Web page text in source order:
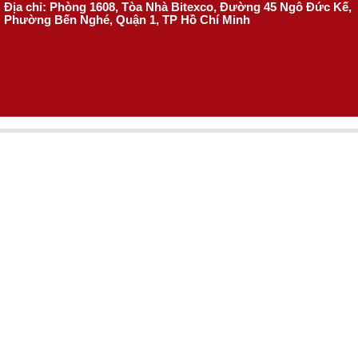
Địa chỉ: Phòng 1608, Tòa Nhà Bitexco, Đường 45 Ngô Đức Kế,
Phường Bến Nghé, Quận 1, TP Hồ Chí Minh